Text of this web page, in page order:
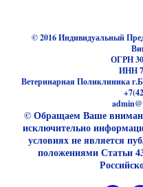
© 2016 Индивидуальный
ОГРН
ИНН
Ветеринарная Поликлиника
© Обращаем Ваше
исключительно
условиях не является
положениями Статьи